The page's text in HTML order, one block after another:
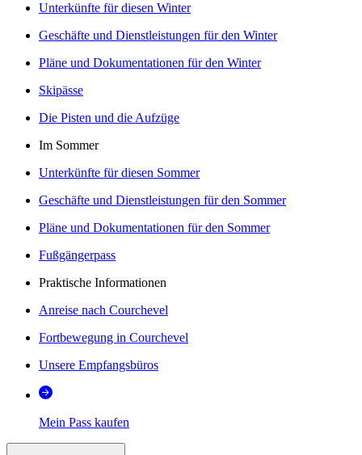
Unterkünfte für diesen Winter
Geschäfte und Dienstleistungen für den Winter
Pläne und Dokumentationen für den Winter
Skipässe
Die Pisten und die Aufzüge
Im Sommer
Unterkünfte für diesen Sommer
Geschäfte und Dienstleistungen für den Sommer
Pläne und Dokumentationen für den Sommer
Fußgängerpass
Praktische Informationen
Anreise nach Courchevel
Fortbewegung in Courchevel
Unsere Empfangsbüros
Mein Pass kaufen